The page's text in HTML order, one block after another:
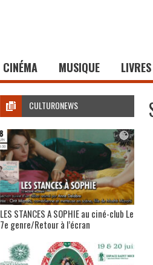
CINÉMA MUSIQUE LIVRES
CULTURONEWS
LES STANCES A SOPHIE au ciné-club Le
7e genre/Retour à l’écran